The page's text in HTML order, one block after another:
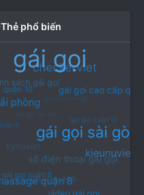
Thẻ phổ biến